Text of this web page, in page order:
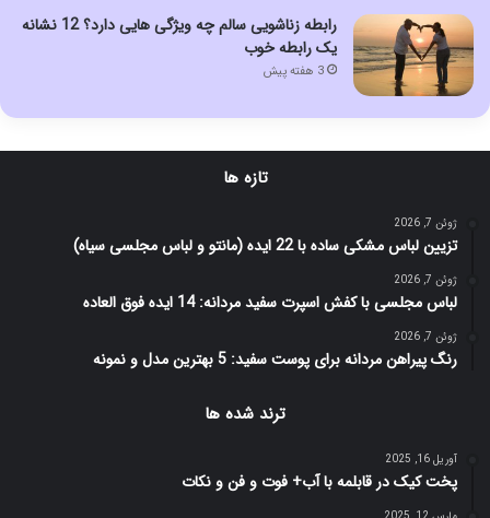
رابطه زناشویی سالم چه ویژگی هایی دارد؟ 12 نشانه
یک رابطه خوب
3 هفته پیش
تازه ها
ژوئن 7, 2026
تزیین لباس مشکی ساده با 22 ایده (مانتو و لباس مجلسی سیاه)
ژوئن 7, 2026
لباس مجلسی با کفش اسپرت سفید مردانه: 14 ایده فوق العاده
ژوئن 7, 2026
رنگ پیراهن مردانه برای پوست سفید: 5 بهترین مدل و نمونه
ترند شده ها
آوریل 16, 2025
پخت کیک در قابلمه با آب+ فوت و فن و نکات